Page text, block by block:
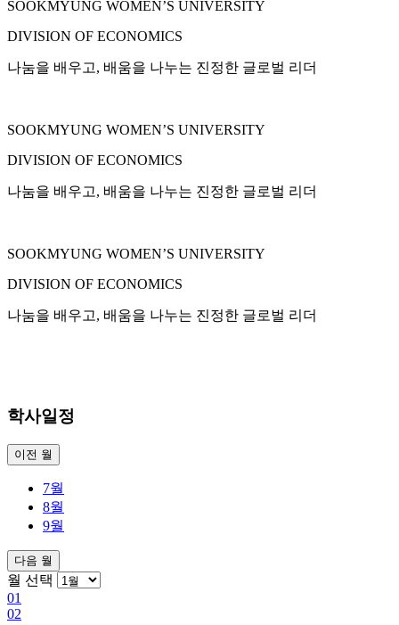
SOOKMYUNG WOMEN’S UNIVERSITY
DIVISION OF ECONOMICS
나눔을 배우고, 배움을 나누는 진정한 글로벌 리더
SOOKMYUNG WOMEN’S UNIVERSITY
DIVISION OF ECONOMICS
나눔을 배우고, 배움을 나누는 진정한 글로벌 리더
SOOKMYUNG WOMEN’S UNIVERSITY
DIVISION OF ECONOMICS
나눔을 배우고, 배움을 나누는 진정한 글로벌 리더
학사일정
이전 월
7월
8월
9월
다음 월
월 선택
01
02